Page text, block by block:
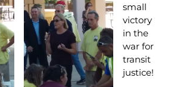
small
victory
in the
war for
transit
justice!